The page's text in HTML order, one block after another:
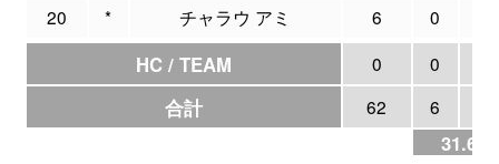
20
* チャラウ アミ 6 0
HC / TEAM 0 0
合計 62 6
31.6%